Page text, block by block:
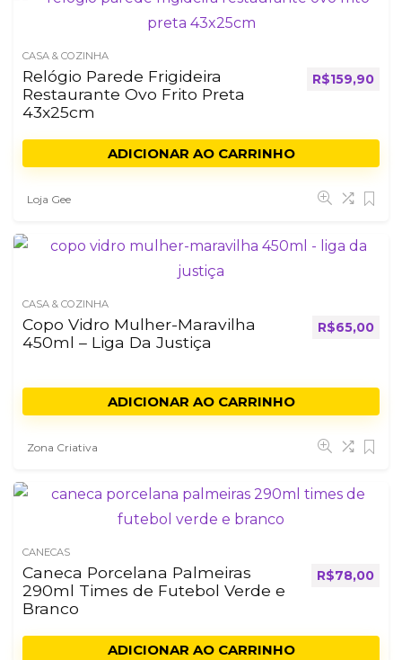
CASA & COZINHA
Relógio Parede Frigideira
Restaurante Ovo Frito Preta
43x25cm
R$159,90
ADICIONAR AO CARRINHO
Loja Gee
CASA & COZINHA
Copo Vidro Mulher-Maravilha
450ml – Liga Da Justiça
R$65,00
ADICIONAR AO CARRINHO
Zona Criativa
CANECAS
Caneca Porcelana Palmeiras
290ml Times de Futebol Verde e
Branco
R$78,00
ADICIONAR AO CARRINHO